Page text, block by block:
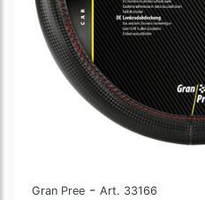
Gran Pree - Art. 33166